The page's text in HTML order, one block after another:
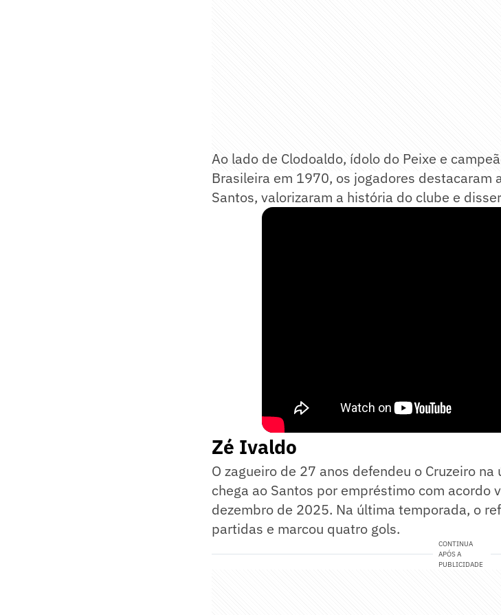
Ao lado de Clodoaldo, ídolo do Peixe e
Brasileira em 1970, os jogadores destacaram
Santos, valorizaram a história do clube e
Zé Ivaldo
O zagueiro de 27 anos defendeu o Cruzeiro
chega ao Santos por empréstimo com acordo
dezembro de 2025. Na última temporada, o
partidas e marcou quatro gols.
CONTINUA
APÓS A
PUBLICIDADE